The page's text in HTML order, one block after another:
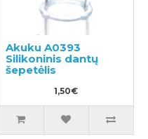
Akuku A0393
Silikoninis dantų
šepetėlis
1,50€